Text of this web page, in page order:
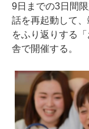
9日までの3日間
話を再起動して
をふり返りする
舎で開催する。